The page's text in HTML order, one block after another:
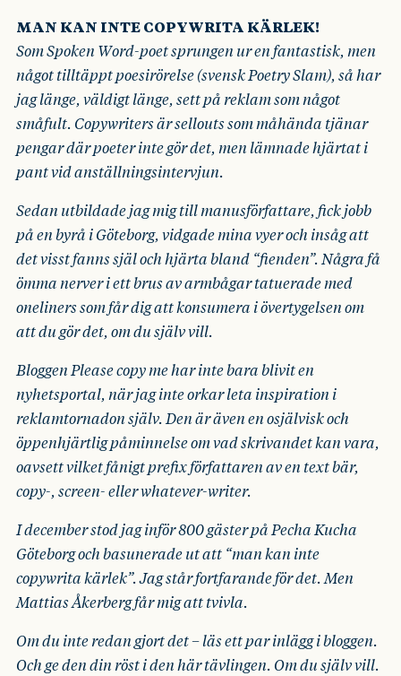
MAN KAN INTE COPYWRITA KÄRLEK!
Som Spoken Word-poet sprungen ur en fantastisk, men
något tilltäppt poesirörelse (svensk Poetry Slam), så har
jag länge, väldigt länge, sett på reklam som något
småfult. Copywriters är sellouts som måhända tjänar
pengar där poeter inte gör det, men lämnade hjärtat i
pant vid anställningsintervjun.
Sedan utbildade jag mig till manusförfattare, fick jobb
på en byrå i Göteborg, vidgade mina vyer och insåg att
det visst fanns själ och hjärta bland “fienden”. Några få
ömma nerver i ett brus av armbågar tatuerade med
oneliners som får dig att konsumera i övertygelsen om
att du gör det, om du själv vill.
Bloggen Please copy me har inte bara blivit en
nyhetsportal, när jag inte orkar leta inspiration i
reklamtornadon själv. Den är även en osjälvisk och
öppenhjärtlig påminnelse om vad skrivandet kan vara,
oavsett vilket fånigt prefix författaren av en text bär,
copy-, screen- eller whatever-writer.
I december stod jag inför 800 gäster på Pecha Kucha
Göteborg och basunerade ut att “man kan inte
copywrita kärlek”. Jag står fortfarande för det. Men
Mattias Åkerberg får mig att tvivla.
Om du inte redan gjort det – läs ett par inlägg i bloggen.
Och ge den din röst i den här tävlingen. Om du själv vill.